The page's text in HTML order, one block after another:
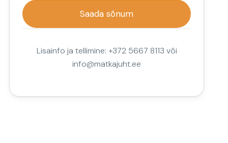
Lisainfo ja tellimine: +372 5667 8113 või
info@matkajuht.ee